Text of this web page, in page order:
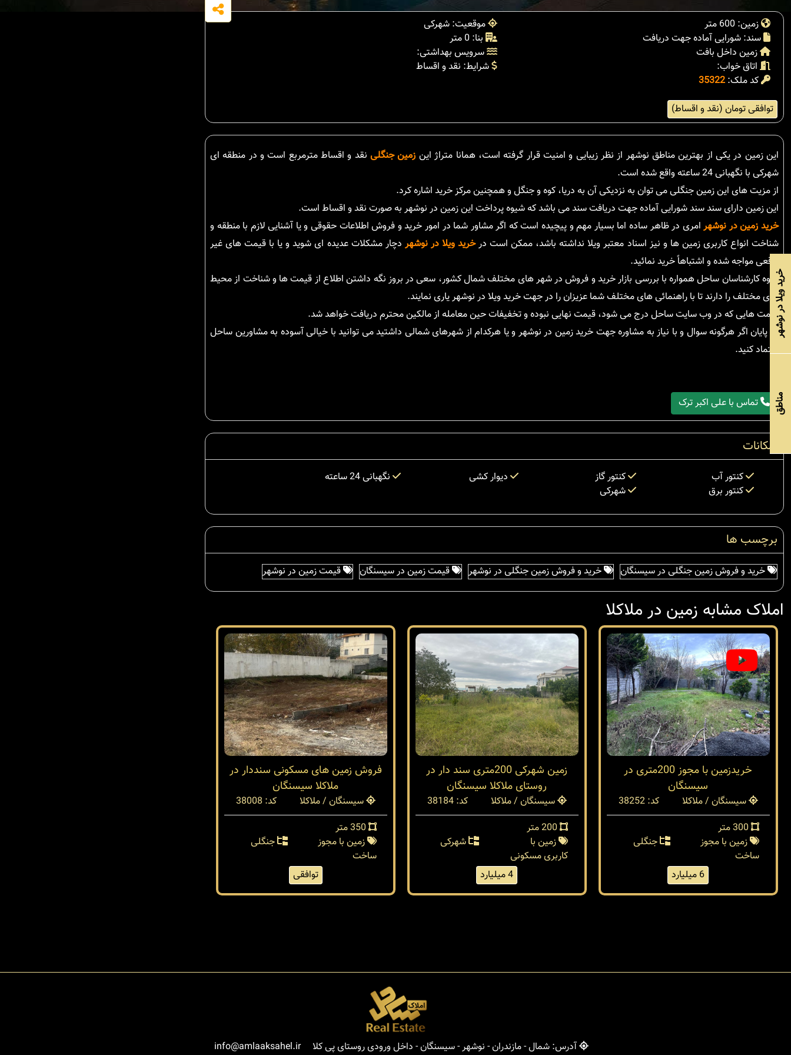
زمین: 600 متر
موقعیت: شهرکی
سند: شورایی آماده جهت دریافت
بنا: 0 متر
زمین داخل بافت
سرویس بهداشتی:
اتاق خواب:
شرایط: نقد و اقساط
کد ملک: 35322
توافقی تومان (نقد و اقساط)
این زمین در یکی از بهترین مناطق نوشهر از نظر زیبایی و امنیت قرار گرفته است، همانا متراژ این زمین جنگلینقد و اقساط مترمربع است و در منطقه ای
شهرکی با نگهبانی 24 ساعته واقع شده است.
از مزیت های این زمین جنگلی می توان به نزدیکی آن به دریا، کوه و جنگل و همچنین مرکز خرید اشاره کرد.
این زمین دارای سند سند شورایی آماده جهت دریافت سند می باشد که شیوه پرداخت این زمین در نوشهر به صورت نقد و اقساط است.
خرید زمین در نوشهرامری در ظاهر ساده اما بسیار مهم و پیچیده است که اگر مشاور شما در امور خرید و فروش اطلاعات حقوقی و یا آشنایی لازم با منطقه و
شناخت انواع کاربری زمین ها و نیز اسناد معتبر ویلا نداشته باشد، ممکن است درخرید ویلا در نوشهر دچار مشکلات عدیده ای شوید و یا با قیمت های غیر
واقعی مواجه شده و اشتباهاً خرید نمائید.
گروه کارشناسان ساحل همواره با بررسی بازار خرید و فروش در شهر های مختلف شمال کشور، سعی در بروز نگه داشتن اطلاع از قیمت ها و شناخت از محیط
های مختلف را دارند تا با راهنمائی های مختلف شما عزیزان را در جهت خرید ویلا در نوشهر یاری نمایند.
قیمت هایی که در وب سایت ساحل درج می شود، قیمت نهایی نبوده و تخفیفات حین معامله از مالکین محترم دریافت خواهد شد.
در پایان اگر هرگونه سوال و با نیاز به مشاوره جهت خرید زمین در نوشهر و یا هرکدام از شهرهای شمالی داشتید می توانید با خیالی آسوده به مشاورین ساحل
اعتماد کنید.
تماس با علی اکبر ترک
امکانات
کنتور آب کنتور گاز دیوار کشی
نگهبانی 24 ساعته
کنتور برق
شهرکی
برچسب ها
خرید و فروش زمین جنگلی در سیسنگان خرید و فروش زمین جنگلی در نوشهر قیمت زمین در سیسنگان قیمت زمین در نوشهر
املاک مشابه زمین در ملاکلا
خریدزمین با مجوز 200متری در
سیسنگان
سیسنگان / ملاکلا
کد: 38252
زمین با مجوز
ساخت
جنگلی
6 میلیارد
زمین شهرکی 200متری سند دار در
روستای ملاکلا سیسنگان
سیسنگان / ملاکلا
کد: 38184
زمین با
کاربری مسکونی
شهرکی
4 میلیارد
فروش زمین های مسکونی سنددار در
ملاکلا سیسنگان
سیسنگان / ملاکلا
کد: 38008
زمین با مجوز
ساخت
جنگلی
توافقی
آدرس: شمال - مازندران - نوشهر - سیسنگان - داخل ورودی روستای پی کلا info@amlaaksahel.ir
خرید ویلا در نوشهر
مناطق